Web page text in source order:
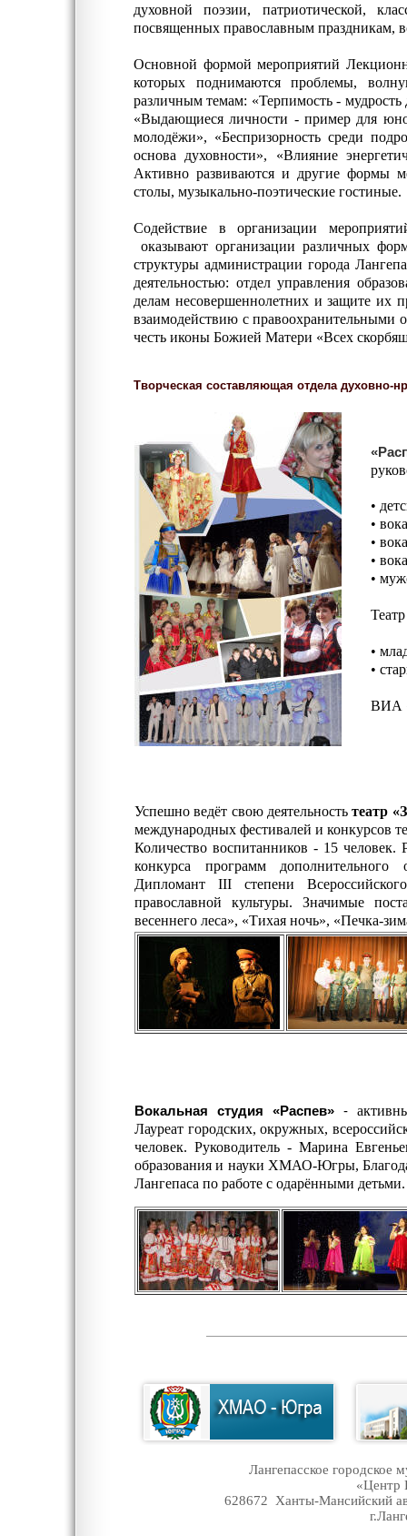
духовной поэзии, патриотической,
посвященных православным праздникам,
Основной формой мероприятий
которых поднимаются проблемы,
различным темам: «Терпимость -
«Выдающиеся личности - пример для
молодёжи», «Беспризорность среди
основа духовности», «Влияние
Активно развиваются и другие формы
столы, музыкально-поэтические гостиные.
Содействие в организации
оказывают организации различных
структуры администрации города
деятельностью: отдел управления
делам несовершеннолетних и защите их
взаимодействию с правоохранительными
честь иконы Божией Матери «Всех
Творческая составляющая отдела духовно-
•
•
•
•
•
•
•
ВИА
Успешно ведёт свою деятельностьтеатр
международных фестивалей и конкурсов
Количество воспитанников - 15
конкурса программ дополнительного
Дипломант III степени
православной культуры. Значимые
весеннего леса», «Тихая ночь», «Печка-
Вокальная студия «Распев» -
Лауреат городских, окружных,
человек. Руководитель - Марина
образования и науки ХМАО-Югры,
Лангепаса по работе с одарёнными детьми.
Лангепасское городское
«Центр
628672 Ханты-Мансийский